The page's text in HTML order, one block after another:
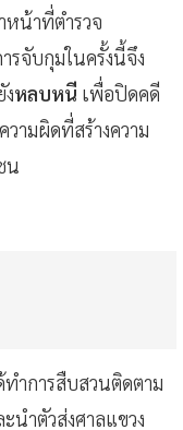
หน้าที่ตำรวจ
รจับกุมในครั้งนี้จึง
หลบหนี เพื่อปิดคดี
ามผิดที่สร้างความ
น
ำการสืบสวนติดตาม
นำตัวส่งศาลแขวง